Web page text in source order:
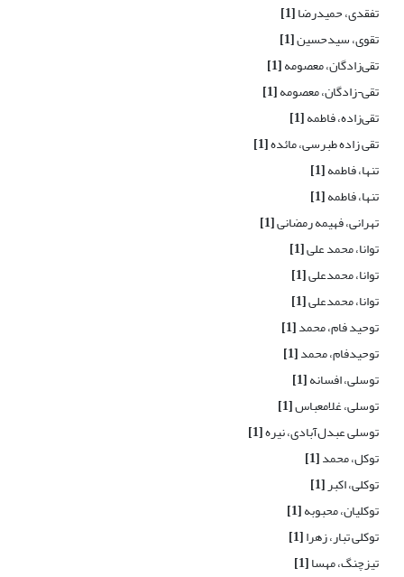
تفقدی، حمیدرضا[1]
تقوی، سیدحسین[1]
تقی‌زادگان، معصومه[1]
تقی¬زادگان، معصومه[1]
تقی‌زاده، فاطمه[1]
تقی زاده طبرسی، مائده[1]
تنها، فاطمه[1]
تنها، فاطمه[1]
تهرانی، فهیمه رمضانی[1]
توانا، محمد علی[1]
توانا، محمدعلی[1]
توانا، محمدعلی[1]
توحید فام، محمد[1]
توحیدفام، محمد[1]
توسلی، افسانه[1]
توسلی، غلامعباس[1]
توسلی عبدل‌آبادی، نیره[1]
توکل، محمد[1]
توکلی، اکبر[1]
توکلیان، محبوبه[1]
توکلی تبار، زهرا[1]
تیزچنگ، مهسا[1]